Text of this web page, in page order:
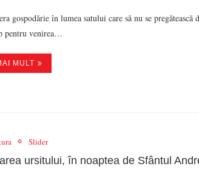
gospodărie în lumea satului care să nu se pregătească
pentru venirea…
MULT
Slider
ursitului, în noaptea de Sfântul